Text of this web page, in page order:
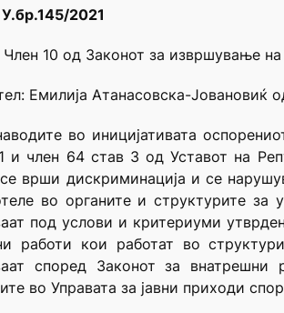
2021
Член 10 од Законот за извршување
Емилија Атанасовска-Јовановиќ
во иницијативата
и член 64 став 3 од Уставот на
врши дискриминација и се
во органите и структурите
под услови и критериуми
работи кои работат во
според Законот за
во Управата за јавни приходи